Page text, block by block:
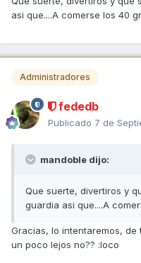
asi que....A comerse los 40
Administradores
fededb
Publicado 7 de
mandoble dijo:
Que suerte, divertiros y
guardia asi que....A
Gracias, lo intentaremos, de
un poco lejos no?? :loco